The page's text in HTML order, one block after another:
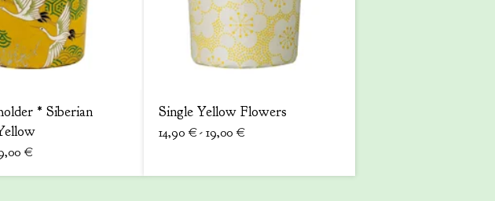
* Siberian
€
Single Yellow Flowers
14,90 €- 19,00 €